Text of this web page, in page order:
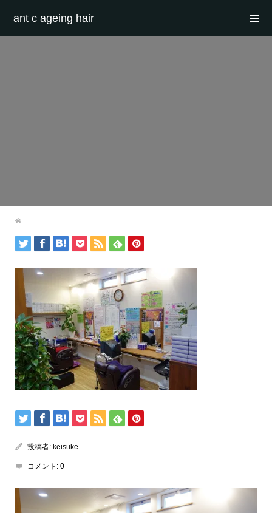
ant c ageing hair
投稿者: keisuke
コメント: 0